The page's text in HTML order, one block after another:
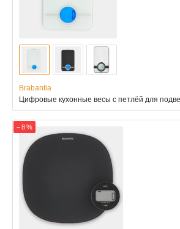
Brabantia
Цифровые кухонные весы с петлёй для
− 8 %